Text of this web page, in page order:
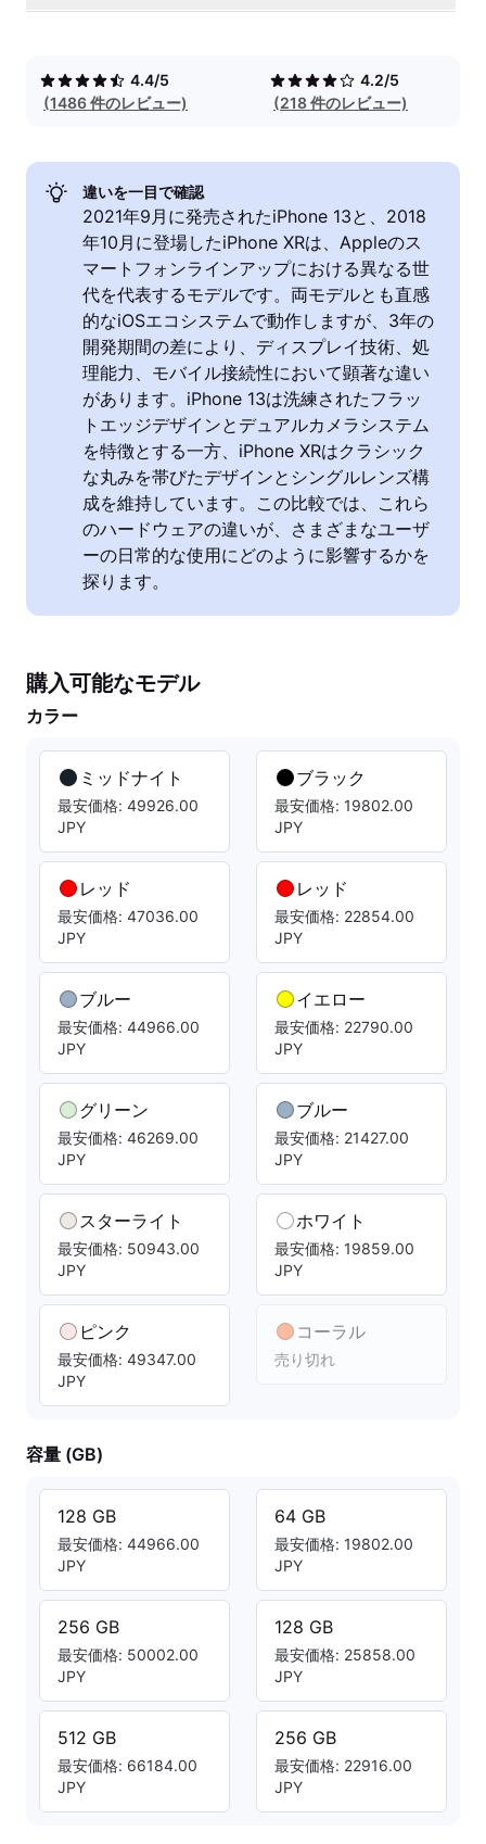
4.4/5
(1486 件のレビュー)
4.2/5
(218 件のレビュー)
違いを一目で確認
2021年9月に発売されたiPhone 13と、2018
年10月に登場したiPhone XRは、Appleのス
マートフォンラインアップにおける異なる世
代を代表するモデルです。両モデルとも直感
的なiOSエコシステムで動作しますが、3年の
開発期間の差により、ディスプレイ技術、処
理能力、モバイル接続性において顕著な違い
があります。iPhone 13は洗練されたフラッ
トエッジデザインとデュアルカメラシステム
を特徴とする一方、iPhone XRはクラシック
な丸みを帯びたデザインとシングルレンズ構
成を維持しています。この比較では、これら
のハードウェアの違いが、さまざまなユーザ
ーの日常的な使用にどのように影響するかを
探ります。
購入可能なモデル
カラー
ミッドナイト
最安価格: 49926.00
JPY
レッド
最安価格: 47036.00
JPY
ブルー
最安価格: 44966.00
JPY
グリーン
最安価格: 46269.00
JPY
スターライト
最安価格: 50943.00
JPY
ピンク
最安価格: 49347.00
JPY
ブラック
最安価格: 19802.00
JPY
レッド
最安価格: 22854.00
JPY
イエロー
最安価格: 22790.00
JPY
ブルー
最安価格: 21427.00
JPY
ホワイト
最安価格: 19859.00
JPY
コーラル
売り切れ
容量 (GB)
128 GB
最安価格: 44966.00
JPY
256 GB
最安価格: 50002.00
JPY
512 GB
最安価格: 66184.00
JPY
64 GB
最安価格: 19802.00
JPY
128 GB
最安価格: 25858.00
JPY
256 GB
最安価格: 22916.00
JPY